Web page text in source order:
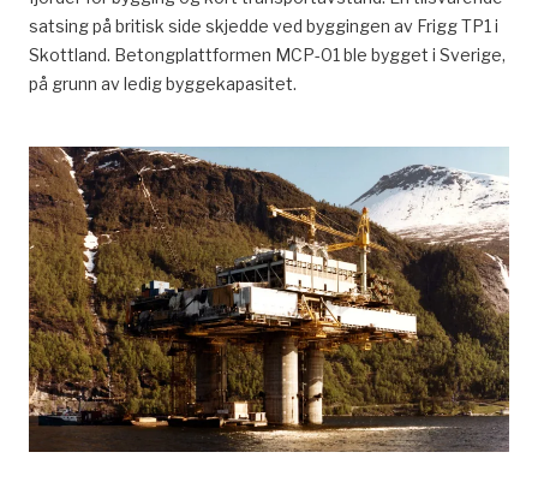
satsing på britisk side skjedde ved byggingen av Frigg TP1 i
Skottland. Betongplattformen MCP-01 ble bygget i Sverige,
på grunn av ledig byggekapasitet.